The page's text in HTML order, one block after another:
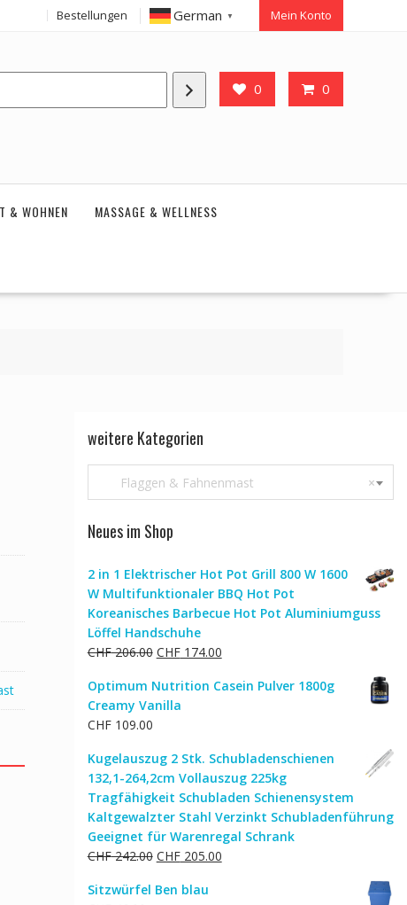
Bestellungen German ▼ Mein Konto
0 0
& WOHNEN MASSAGE & WELLNESS
weitere Kategorien
×
Flaggen & Fahnenmast
Neues im Shop
2 in 1 Elektrischer Hot Pot Grill 800 W 1600
W Multifunktionaler BBQ Hot Pot
Koreanisches Barbecue Hot Pot Aluminiumguss
Löffel Handschuhe
CHF206.00 Ursprünglicher
war:
CHF 206.00
CHF174.00Aktueller
ist:
Optimum Nutrition Casein Pulver 1800g
Creamy Vanilla
CHF109.00
Kugelauszug 2 Stk. Schubladenschienen
132,1-264,2cm Vollauszug 225kg
Tragfähigkeit Schubladen Schienensystem
Kaltgewalzter Stahl Verzinkt Schubladenführung
Geeignet für Warenregal Schrank
CHF242.00 Ursprünglicher
war:
CHF205.00Aktueller
Sitzwürfel Ben blau